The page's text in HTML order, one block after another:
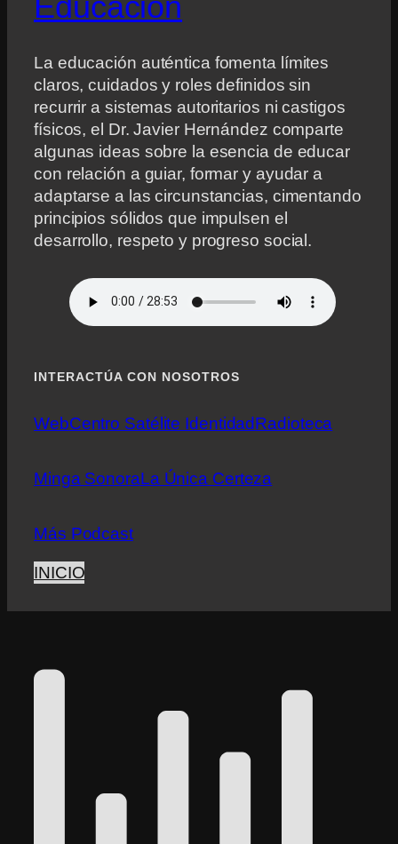
La educación auténtica fomenta límites
claros, cuidados y roles definidos sin
recurrir a sistemas autoritarios ni castigos
físicos, el Dr. Javier Hernández comparte
algunas ideas sobre la esencia de educar
con relación a guiar, formar y ayudar a
adaptarse a las circunstancias, cimentando
principios sólidos que impulsen el
desarrollo, respeto y progreso social.
INTERACTÚA CON NOSOTROS
WebCentro Satélite IdentidadRadioteca
Minga SonoraLa Única Certeza
Más Podcast
INICIO